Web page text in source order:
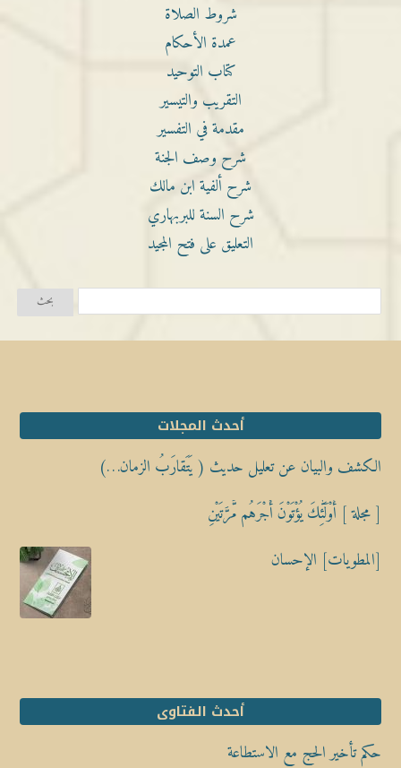
شروط الصلاة
عمدة الأحكام
كتاب التوحيد
التقريب والتيسير
مقدمة في التفسير
شرح وصف الجنة
شرح ألفية ابن مالك
شرح السنة للبربهاري
التعليق على فتح المجيد
أحدث المجلات
الكشف والبيان عن تعليل حديث ( يَتَقارَبُ الزمان…)
[ مجلة ] أُوْلَٰٓئِكَ يُؤْتَوْنَ أَجْرَهُم مَّرَّتَيْنِ
[المطويات] الإحسان
أحدث الفتاوى
حكم تأخير الحج مع الاستطاعة